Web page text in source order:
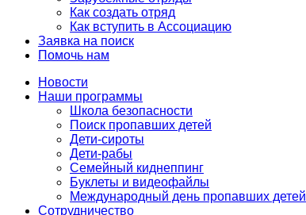
Как создать отряд
Как вступить в Ассоциацию
Заявка на поиск
Помочь нам
Новости
Наши программы
Школа безопасности
Поиск пропавших детей
Дети-сироты
Дети-рабы
Семейный киднеппинг
Буклеты и видеофайлы
Международный день пропавших детей
Сотрудничество